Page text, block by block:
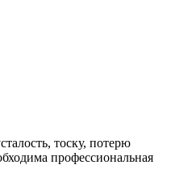
тоску, потерю
профессиональная